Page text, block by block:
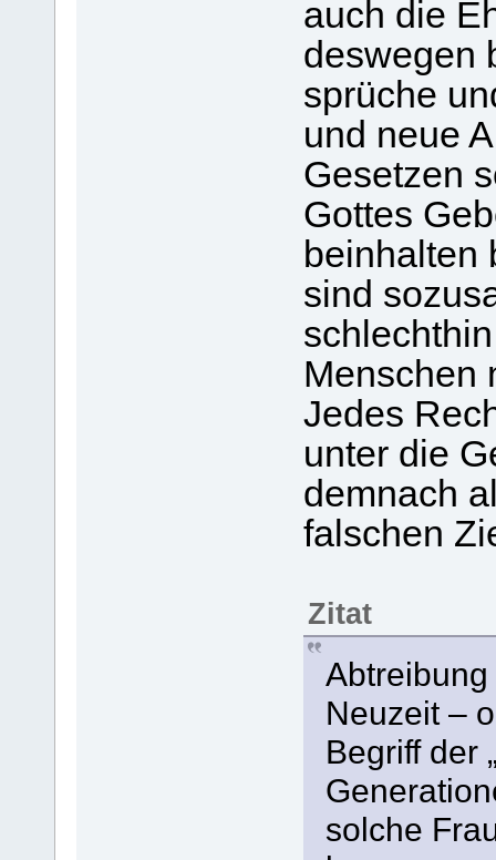
auch die
deswegen
sprüche
und neue
Gesetzen
Gottes
beinhalten
sind
Menschen
Jedes
unter die
demnach
falschen
Zitat
Abtreibung
Neuzeit –
Begriff der
solche